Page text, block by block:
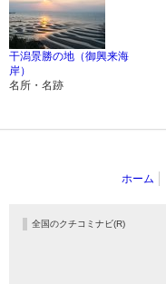
干潟景勝の地（御興来海
岸）
名所・名跡
ホーム
全国のクチコミナビ(R)